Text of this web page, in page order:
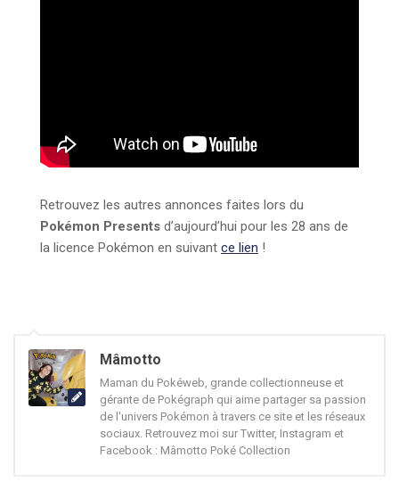
Retrouvez les autres annonces faites lors du
Pokémon Presents d’aujourd’hui pour les 28 ans de
la licence Pokémon en suivant ce lien !
Mâmotto
Maman du Pokéweb, grande collectionneuse et
gérante de Pokégraph qui aime partager sa passion
de l'univers Pokémon à travers ce site et les réseaux
sociaux. Retrouvez moi sur Twitter, Instagram et
Facebook : Mâmotto Poké Collection